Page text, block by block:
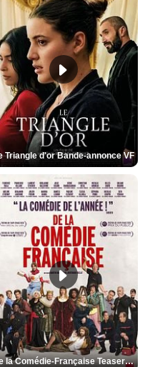
Triangle d'or Bande-annonce VF
De la Comédie-Française Teaser VF